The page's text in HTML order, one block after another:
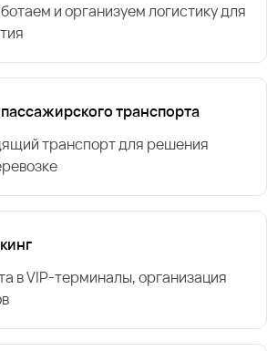
и организуем логистику для
транспорта
транспорт для решения
в VIP-терминалы, организация